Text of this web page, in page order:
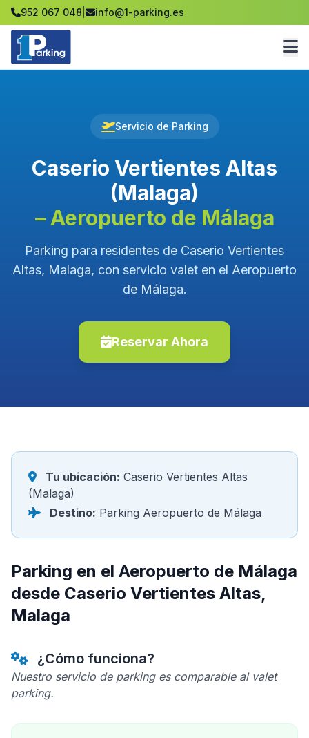
952 067 048 info@1-parking.es
Servicio de Parking
Caserio Vertientes Altas
(Malaga)
– Aeropuerto de Málaga
Parking para residentes de Caserio Vertientes
Altas, Malaga, con servicio valet en el Aeropuerto
de Málaga.
Reservar Ahora
Tu ubicación: Caserio Vertientes Altas
(Malaga)
Destino: Parking Aeropuerto de Málaga
Parking en el Aeropuerto de Málaga
desde Caserio Vertientes Altas,
Malaga
¿Cómo funciona?
Nuestro servicio de parking es comparable al valet
parking.